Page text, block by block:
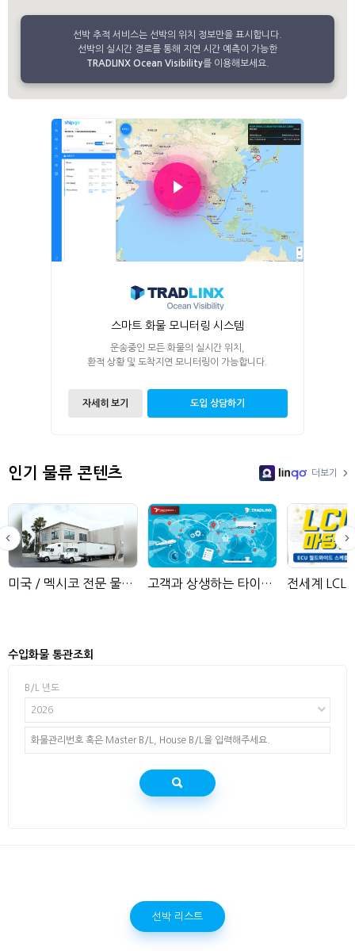
선박 추적 서비스는 선박의 위치 정보만을 표시합니다.
선박의 실시간 경로를 통해 지연 시간 예측이 가능한
TRADLINX Ocean Visibility를 이용해보세요.
스마트 화물 모니터링 시스템
운송중인 모든 화물의 실시간 위치,
환적 상황 및 도착지연 모니터링이 가능합니다.
자세히 보기 도입 상담하기
인기 물류 콘텐츠
LinGo
더보기
미국 / 멕시코 전문 물류사, ATC 고객과 상생하는 타이거프레이트
수입화물 통관조회
B/L 년도
2026
선박 리스트